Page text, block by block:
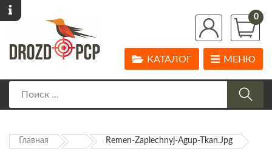
0
МЕНЮ
КАТАЛОГ
Главная Remen-Zaplechnyj-Agup-Tkan.jpg